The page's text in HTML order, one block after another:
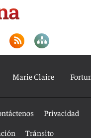
Marie Claire
Privacidad
Tránsito